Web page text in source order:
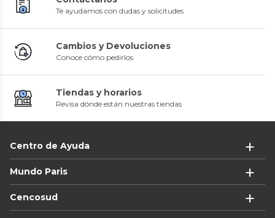
Te ayudamos con dudas y solicitudes
Cambios y Devoluciones
Conoce cómo pedirlos
Tiendas y horarios
Revisa dónde están nuestras tiendas
Centro de Ayuda
Mundo Paris
Cencosud